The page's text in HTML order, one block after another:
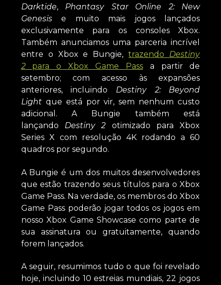
Darktide, Phantasy Star Online 2: New
Genesise muito mais jogos lançados
exclusivamente para os consoles Xbox.
Também anunciamos uma parceria incrível
entre o Xbox e Bungie,trazendo Destiny
2para o Xbox Game Passa partir de
setembro; com acesso às expansões
anteriores, incluindo Destiny 2: Beyond
Lightque está por vir, sem nenhum custo
adicional. A Bungie também está
lançando Destiny 2 otimizado para Xbox
Series X com resolução 4K rodando a 60
quadros por segundo.
A Bungie é um dos muitos desenvolvedores
que estão trazendo seus títulos para o Xbox
Game Pass. Na verdade, os membros do Xbox
Game Pass poderão jogar todos os jogos em
nosso Xbox Game Showcase como parte de
sua assinatura ou gratuitamente, quando
forem lançados.
A seguir, resumimos tudo o que foi revelado
hoje, incluindo 10 estreias mundiais, 22 jogos